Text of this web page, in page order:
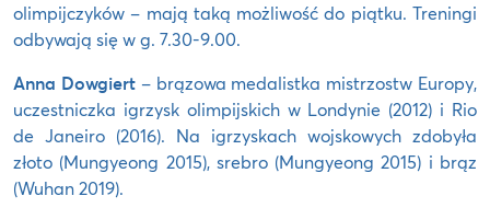
olimpijczyków – mają taką możliwość do piątku. Treningi
odbywają się w g. 7.30-9.00.
Anna Dowgiert– brązowa medalistka mistrzostw Europy,
uczestniczka igrzysk olimpijskich w Londynie (2012) i Rio
de Janeiro (2016). Na igrzyskach wojskowych zdobyła
złoto (Mungyeong 2015), srebro (Mungyeong 2015) i brąz
(Wuhan 2019).